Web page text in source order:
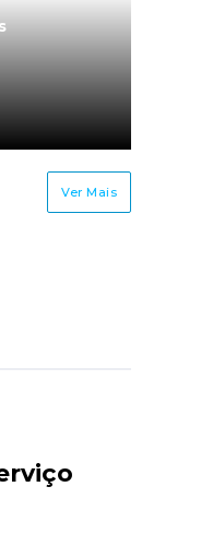
Ver Mais